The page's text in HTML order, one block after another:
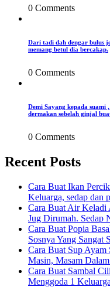
0 Comments
Dari tadi dah dengar bulus
memang betul dia bercakap.
0 Comments
Demi Sayang kepada
dermakan sebelah ginjal
0 Comments
Recent Posts
Cara Buat Ikan
Keluarga, sedap dan
Cara Buat Air Keladi
Jug Dirumah. Sedap
Cara Buat Popia
Sosnya Yang Sangat
Cara Buat Sup Ayam
Masin, Masam
Cara Buat Sambal
Menggoda 1